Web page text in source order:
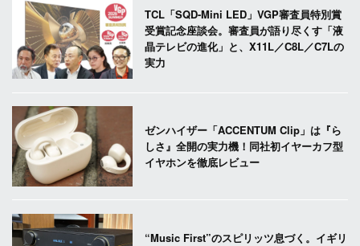
TCL「SQD-Mini LED」VGP審査員特別賞
受賞記念座談会。審査員が語り尽くす「液
晶テレビの進化」と、X11L／C8L／C7Lの
実力
ゼンハイザー「ACCENTUM Clip」は『ら
しさ』全開の実力機！同社初イヤーカフ型
イヤホンを徹底レビュー
“Music First”のスピリッツ息づく。イギリ